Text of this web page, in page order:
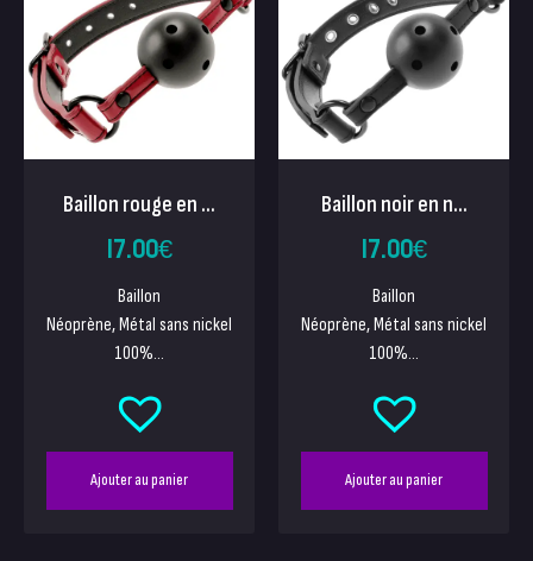
Baillon rouge en ...
17.00€
Baillon
Néoprène, Métal sans nickel
100%...
Ajouter au panier
Baillon noir en n...
17.00€
Baillon
Néoprène, Métal sans nickel
100%...
Ajouter au panier